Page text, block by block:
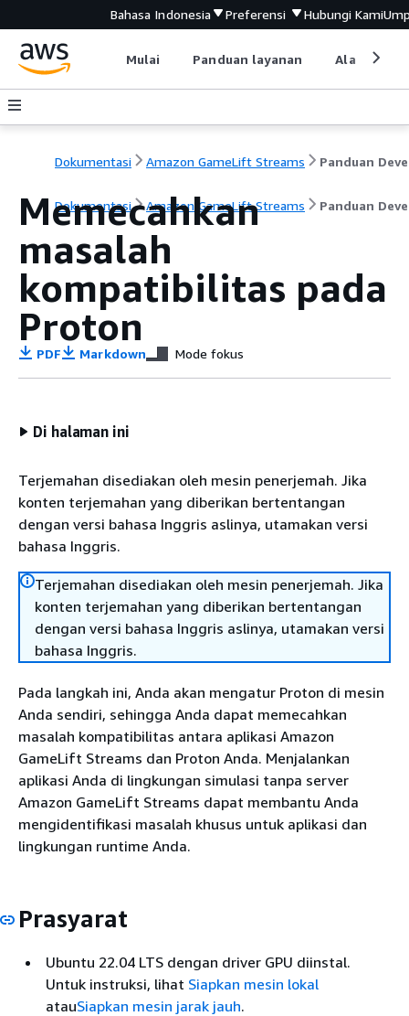
Bahasa Indonesia Preferensi Hubungi Kami
Mulai Panduan layanan Alat
Dokumentasi Amazon GameLift Streams
Dokumentasi Amazon GameLift Streams Panduan
Memecahkan
masalah
kompatibilitas pada
Proton
PDF Markdown Mode fokus
Di halaman ini
Terjemahan disediakan oleh mesin penerjemah. Jika
konten terjemahan yang diberikan bertentangan
dengan versi bahasa Inggris aslinya, utamakan versi
bahasa Inggris.
Terjemahan disediakan oleh mesin penerjemah. Jika
konten terjemahan yang diberikan bertentangan
dengan versi bahasa Inggris aslinya, utamakan versi
bahasa Inggris.
Pada langkah ini, Anda akan mengatur Proton di mesin
Anda sendiri, sehingga Anda dapat memecahkan
masalah kompatibilitas antara aplikasi Amazon
GameLift Streams dan Proton Anda. Menjalankan
aplikasi Anda di lingkungan simulasi tanpa server
Amazon GameLift Streams dapat membantu Anda
mengidentifikasi masalah khusus untuk aplikasi dan
lingkungan runtime Anda.
Prasyarat
Ubuntu 22.04 LTS dengan driver GPU diinstal.
Untuk instruksi, lihat Siapkan mesin lokal
atauSiapkan mesin jarak jauh.